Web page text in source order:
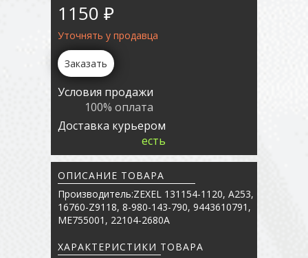
1150 ₽
Уточнять у продавца
Заказать
Условия продажи
100% оплата
Доставка курьером
есть
ОПИСАНИЕ ТОВАРА
Производитель:ZEXEL 131154-1120, A253,
16760-Z9118, 8-980-143-790, 9443610791,
ME755001, 22104-2680A
ХАРАКТЕРИСТИКИ ТОВАРА